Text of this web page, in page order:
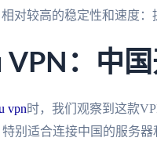
相对较高的稳定性和速度：
VPN：中
vpn时，我们观察到这款
别适合连接中国的服务